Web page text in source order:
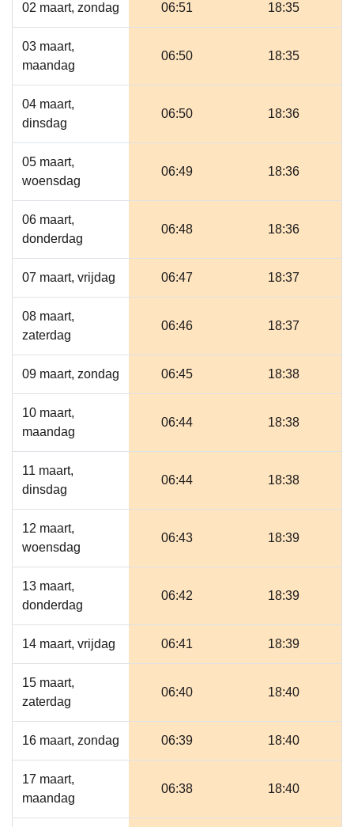
02 maart, zondag 06:51 18:35
03 maart,
maandag
06:50 18:35
04 maart,
dinsdag
06:50 18:36
05 maart,
woensdag
06:49 18:36
06 maart,
donderdag
06:48 18:36
07 maart, vrijdag 06:47 18:37
08 maart,
zaterdag
06:46 18:37
09 maart, zondag 06:45 18:38
10 maart,
maandag
06:44 18:38
11 maart,
dinsdag
06:44 18:38
12 maart,
woensdag
06:43 18:39
13 maart,
donderdag
06:42 18:39
14 maart, vrijdag 06:41 18:39
15 maart,
zaterdag
06:40 18:40
16 maart, zondag 06:39 18:40
17 maart,
maandag
06:38 18:40